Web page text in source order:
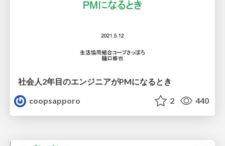
社会人2年目のエンジニアがPMになるとき
coopsapporo
2 440